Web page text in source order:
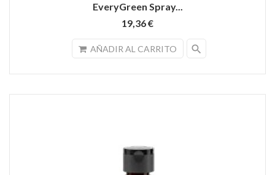
EveryGreen Spray...
19,36 €
AÑADIR AL CARRITO search